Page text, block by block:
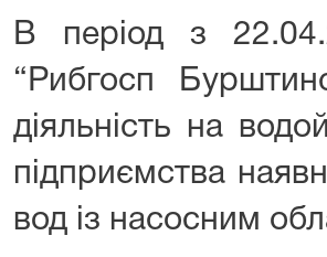
В період з
“Рибгосп
діяльність на
підприємства
вод із насосним